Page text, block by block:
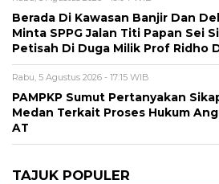
Berada Di Kawasan Banjir Dan
Minta SPPG Jalan Titi Papan Sei
Petisah Di Duga Milik Prof Ridho
Rabu, 5 Agustus 2026 - 17:15 WIB
PAMPKP Sumut Pertanyakan
Medan Terkait Proses Hukum
AT
TAJUK POPULER